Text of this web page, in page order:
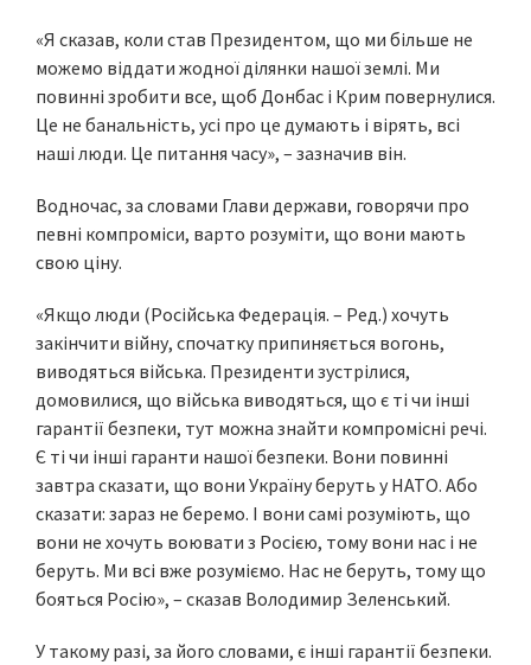
«Я сказав, коли став Президентом, що ми більше не
можемо віддати жодної ділянки нашої землі. Ми
повинні зробити все, щоб Донбас і Крим повернулися.
Це не банальність, усі про це думають і вірять, всі
наші люди. Це питання часу», – зазначив він.
Водночас, за словами Глави держави, говорячи про
певні компроміси, варто розуміти, що вони мають
свою ціну.
«Якщо люди (Російська Федерація. – Ред.) хочуть
закінчити війну, спочатку припиняється вогонь,
виводяться війська. Президенти зустрілися,
домовилися, що війська виводяться, що є ті чи інші
гарантії безпеки, тут можна знайти компромісні речі.
Є ті чи інші гаранти нашої безпеки. Вони повинні
завтра сказати, що вони Україну беруть у НАТО. Або
сказати: зараз не беремо. І вони самі розуміють, що
вони не хочуть воювати з Росією, тому вони нас і не
беруть. Ми всі вже розуміємо. Нас не беруть, тому що
бояться Росію», – сказав Володимир Зеленський.
У такому разі, за його словами, є інші гарантії безпеки.